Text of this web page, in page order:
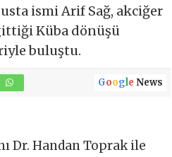
ismi Arif Sağ, akciğer
Küba dönüşü
buluştu.
Google News
Dr. Handan Toprak ile